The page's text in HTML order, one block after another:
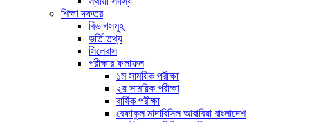
শিক্ষা দফতর
বিভাগসমূহ
ভর্তি তথ্য
সিলেবাস
পরীক্ষার ফলাফল
১ম সাময়িক পরীক্ষা
২য় সাময়িক পরীক্ষা
বার্ষিক পরীক্ষা
বেফাকুল মাদারিসিল আরাবিয়া বাংলাদেশ